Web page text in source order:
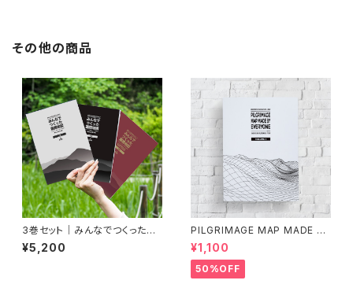
その他の商品
3巻セット｜みんなでつくった遍
路地図（上巻･下巻･別巻）第3版
《300円OFF》
¥5,200
PILGRIMAGE MAP MADE BY
EVERYONE (VOLUME 1)
¥1,100
50%OFF